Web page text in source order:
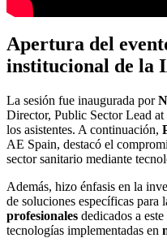
Apertura del
institucional de la
La sesión fue inaugurada por
Director, Public Sector Lead
los asistentes. A continuación,
AE Spain, destacó el
sector sanitario mediante
Además, hizo énfasis en la
de soluciones específicas para
profesionales dedicados a
tecnologías implementadas en